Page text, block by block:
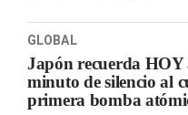
GLOBAL
Japón recuerda
minuto de silencio al
primera bomba